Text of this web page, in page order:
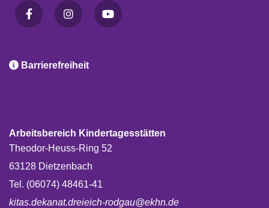
 Barrierefreiheit
Arbeitsbereich Kindertagesstätten
Theodor-Heuss-Ring 52
63128 Dietzenbach
Tel. (06074) 48461-41
kitas.dekanat.dreieich-rodgau@ekhn.de